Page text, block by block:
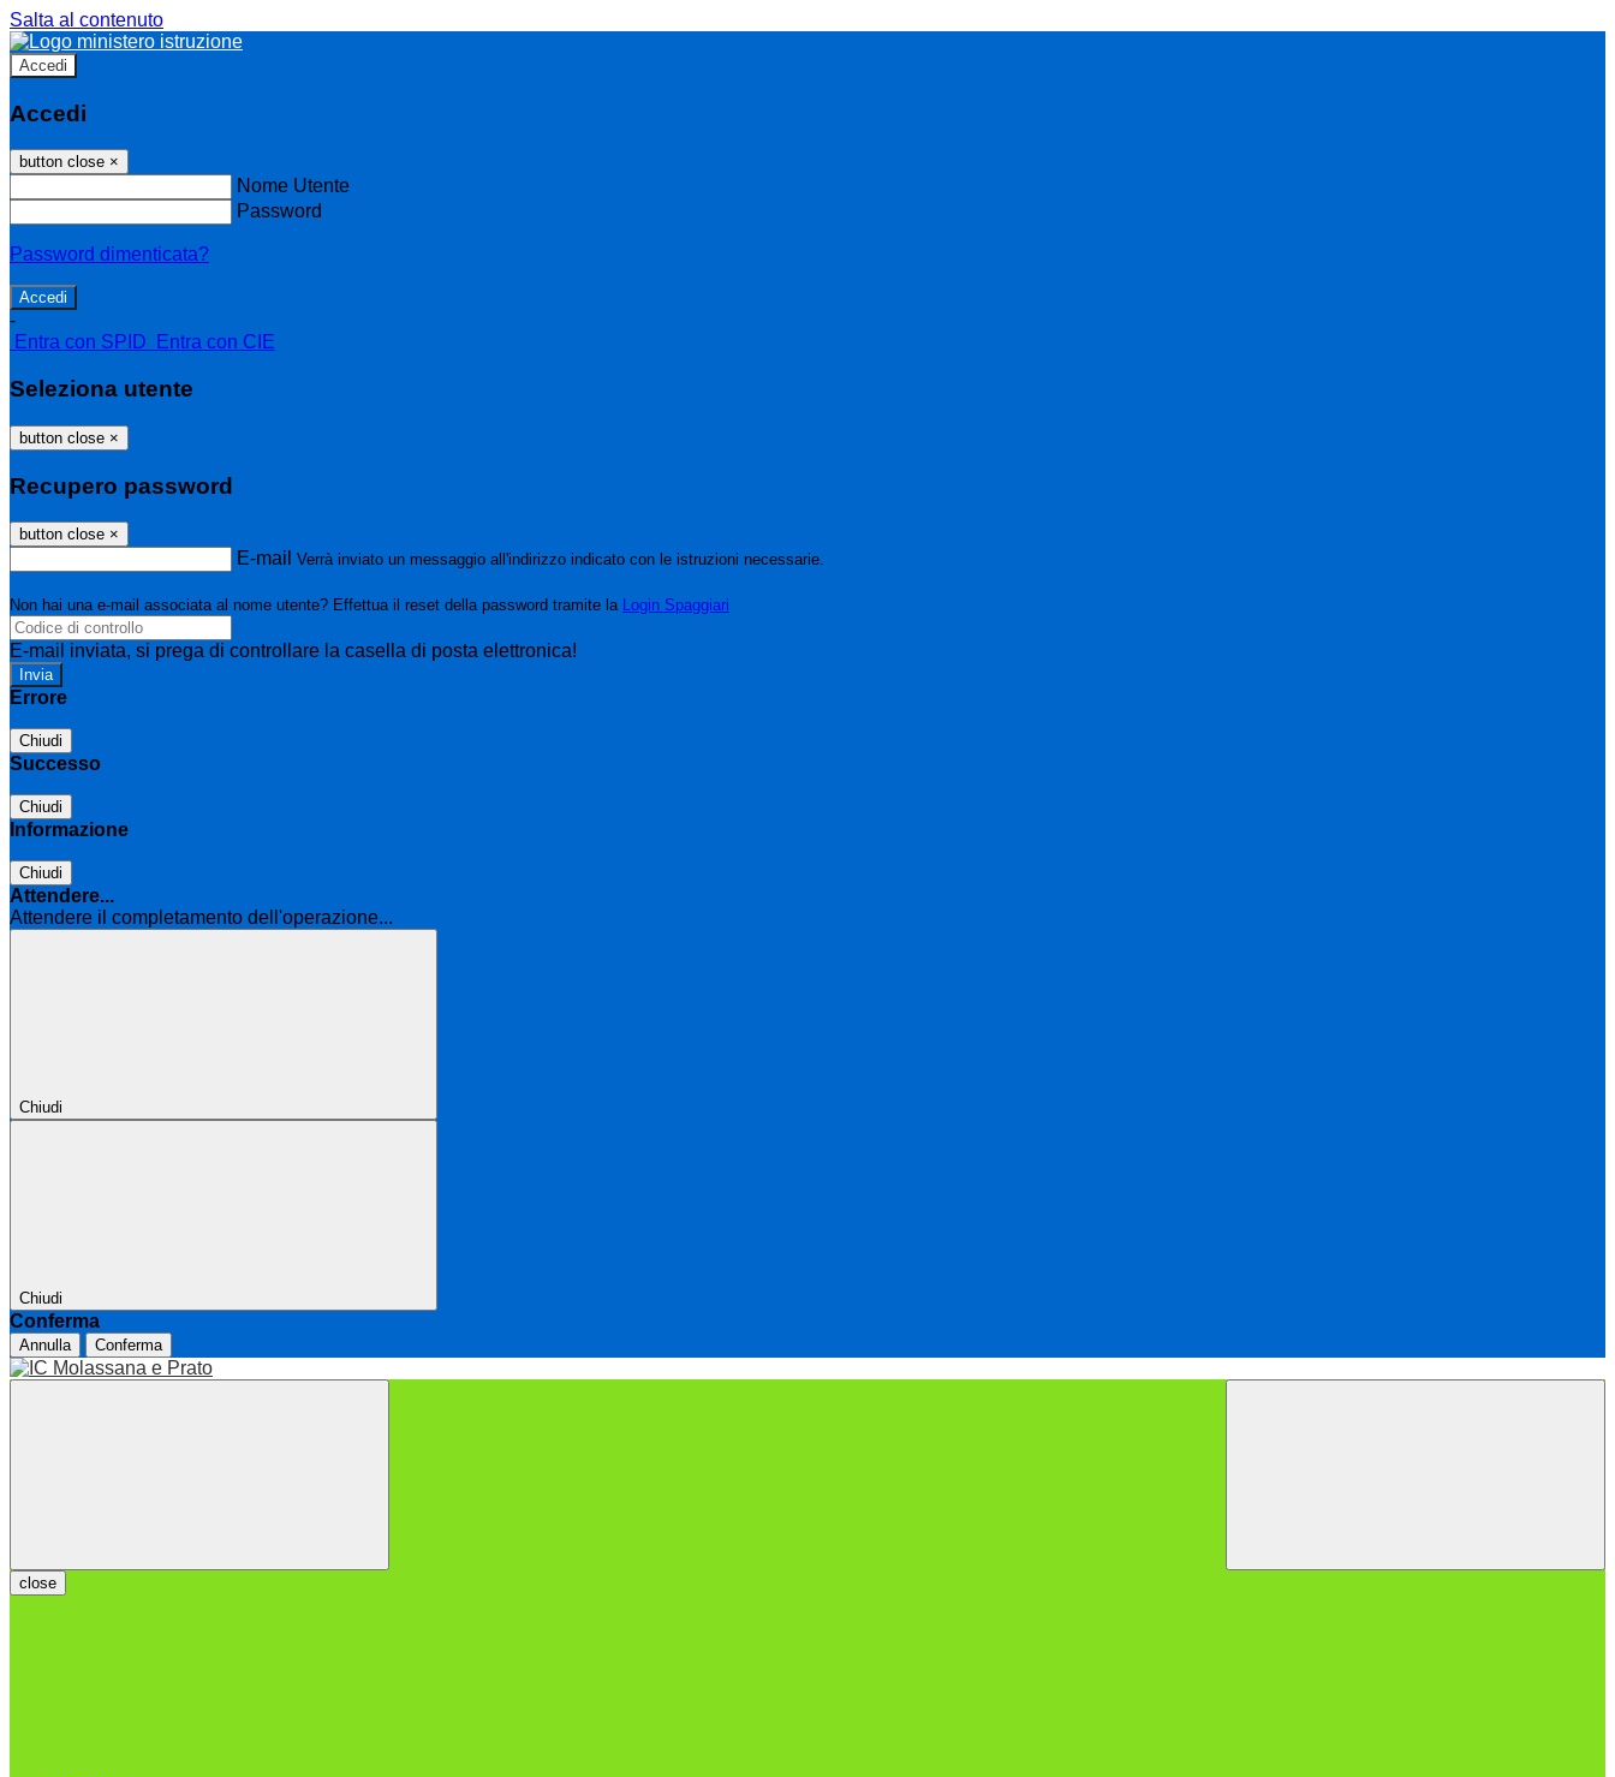
Salta al contenuto
Accedi
Accedi
button close ×
Nome Utente
Password
Password dimenticata?
-
Entra con SPID
Entra con CIE
Seleziona utente
button close ×
Recupero password
button close ×
E-mail Verrà inviato un messaggio all'indirizzo indicato con le istruzioni necessarie.
Non hai una e-mail associata al nome utente? Effettua il reset della password tramite la Login Spaggiari
E-mail inviata, si prega di controllare la casella di posta elettronica!
Errore
Chiudi
Successo
Chiudi
Informazione
Chiudi
Attendere...
Attendere il completamento dell'operazione...
Chiudi
Chiudi
Conferma
Annulla Conferma
close